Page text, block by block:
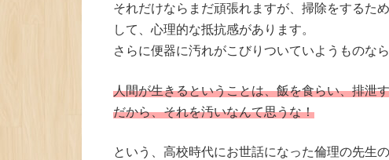
それだけならまだ頑張れますが、掃除をするた
して、心理的な抵抗感があります。
さらに便器に汚れがこびりついていようものな
人間が生きるということは、飯を食らい、排泄
だから、それを汚いなんて思うな！
という、高校時代にお世話になった倫理の先生